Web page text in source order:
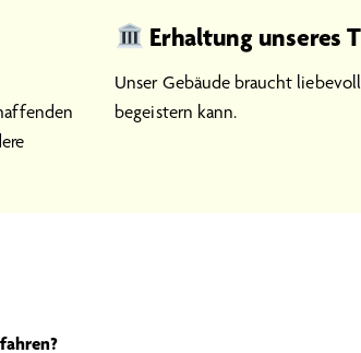
Erhaltung unseres
Unser Gebäude braucht
begeistern kann.